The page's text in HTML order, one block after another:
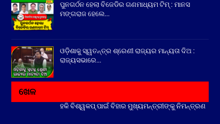
ପୁନଗର୍ଠନ ହେଲା ବିଜେଡିର ଗଣମାଧ୍ୟମ ଟିମ୍ : ମାନସ
ମଙ୍ଗରାଜ ହେଲେ…
ଓଡ଼ିଶାକୁ ସ୍ୱତନ୍ତ୍ର ଶ୍ରେଣୀ ରାଜ୍ୟର ମାନ୍ୟତା ଦିଅ :
ରାଜ୍ୟସଭାରେ…
ଖେଳ
ହକି ବିଶ୍ୱକପ୍ ପାଇଁ ବିହାର ମୁଖ୍ୟମନ୍ତ୍ରୀଙ୍କୁ ନିମନ୍ତ୍ରଣ